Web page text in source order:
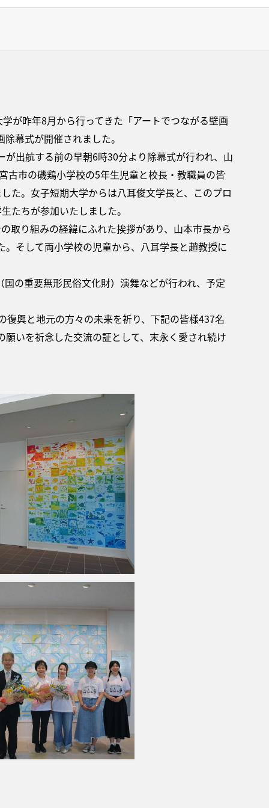
が昨年8月から行ってきた「アートでつながる壁画
幕式が開催されました。
出航する前の早朝6時30分より除幕式が行われ、山
古市の磯鶏小学校の5年生児童と校長・教職員の皆
た。女子短期大学からは八耳俊文学長と、このプロ
たちが参加いたしました。
取り組みの経緯にふれた挨拶があり、山本市長から
そして両小学校の児童から、八耳学長と趙教授に
の重要無形民俗文化財）演舞などが行われ、予定
興と地元の方々の未来を祈り、下記の皆様437名
いを祈念した交流の証として、末永く愛され続け